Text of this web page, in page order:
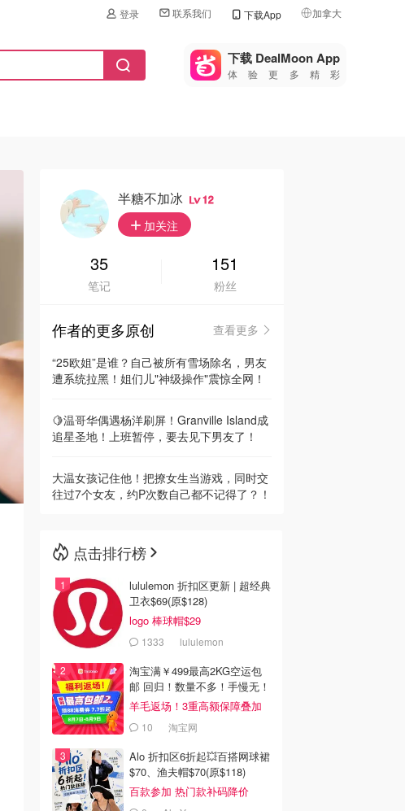
登录 联系我们 下载App 加拿大
🇺🇸
美国
🇨🇳中国
🇮🇹
🇦🇺
🇳🇿新西兰
下载 DealMoon App
体验更多精彩
半糖不加冰 12
加关注
35
笔记
151
粉丝
作者的更多原创
查看更多
“25欧姐”是谁？自己被所有雪场除名，男友
遭系统拉黑！姐们儿"神级操作"震惊全网！
🍋温哥华偶遇杨洋刷屏！Granville Island成
追星圣地！上班暂停，要去见下男友了！
大温女孩记住他！把撩女生当游戏，同时交
往过7个女友，约P次数自己都不记得了？！
点击排行榜
lululemon 折扣区更新 | 超经典
卫衣$69(原$128)
logo 棒球帽$29
1333 lululemon
淘宝满￥499最高2KG空运包
邮 回归！数量不多！手慢无！
羊毛返场！3重高额保障叠加
10 淘宝网
Alo 折扣区6折起💥百搭网球裙
$70、渔夫帽$70(原$118)
百款参加 热门款补码降价